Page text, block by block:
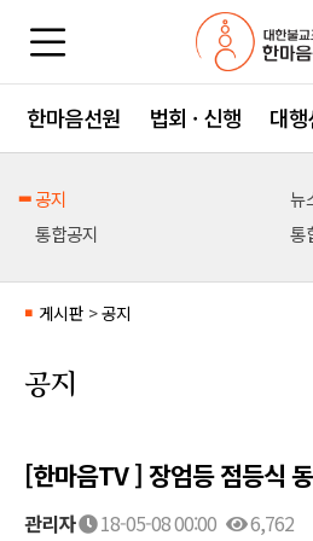
한마음선원 법회 · 신행 대
공지
뉴
통합공지
통
■ 게시판 >공지
공지
[한마음TV ] 장엄등 점등식
관리자 18-05-08 00:00 6,762